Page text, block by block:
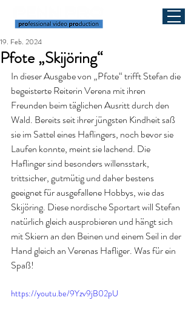
Pfote „Skijöring“
19. Feb. 2024
In dieser Ausgabe von „Pfote“ trifft Stefan die
begeisterte Reiterin Verena mit ihren
Freunden beim täglichen Ausritt durch den
Wald. Bereits seit ihrer jüngsten Kindheit saß
sie im Sattel eines Haflingers, noch bevor sie
Laufen konnte, meint sie lachend. Die
Haflinger sind besonders willensstark,
trittsicher, gutmütig und daher bestens
geeignet für ausgefallene Hobbys, wie das
Skijöring. Diese nordische Sportart will Stefan
natürlich gleich ausprobieren und hängt sich
mit Skiern an den Beinen und einem Seil in der
Hand gleich an Verenas Hafliger. Was für ein
Spaß!
https://youtu.be/9Yzv9jB02pU